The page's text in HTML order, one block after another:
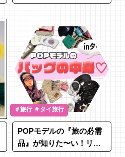
＃旅行 ＃タイ旅行
POPモデルの『旅の必需
品』が知りた〜い！リア